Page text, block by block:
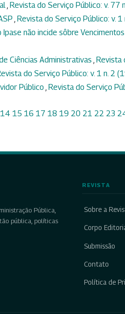
, Revista do Serviço Público: v. 77
, Revista do Serviço Público: v.
Ipase não incide sôbre
Ciências Administrativas , Revista
do Serviço Público: v. 1 n. 2
Público , Revista do Serviço
14 15 16 17 18 19 20 21 22 23
Pública,
pública, políticas
REVISTA
Sobre a
Corpo
Submissão
Contato
Política de